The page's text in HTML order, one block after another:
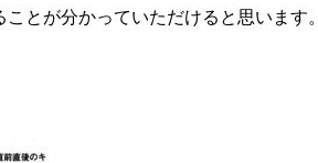
とが分かっていただけると思います。